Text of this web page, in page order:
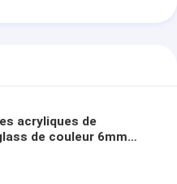
acryliques de
de couleur 6mm